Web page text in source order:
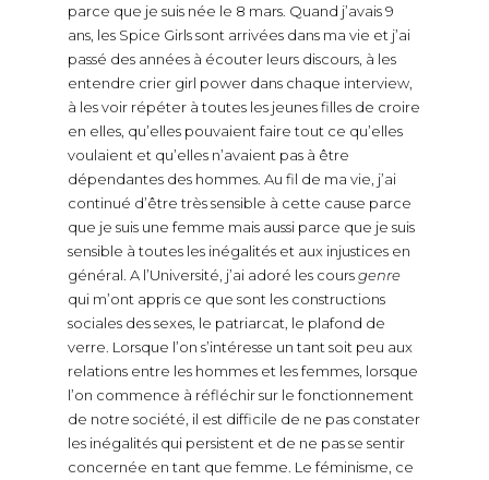
parce que je suis née le 8 mars. Quand j’avais 9
ans, les Spice Girls sont arrivées dans ma vie et j’ai
passé des années à écouter leurs discours, à les
entendre crier girl power dans chaque interview,
à les voir répéter à toutes les jeunes filles de croire
en elles, qu’elles pouvaient faire tout ce qu’elles
voulaient et qu’elles n’avaient pas à être
dépendantes des hommes. Au fil de ma vie, j’ai
continué d’être très sensible à cette cause parce
que je suis une femme mais aussi parce que je suis
sensible à toutes les inégalités et aux injustices en
général. A l’Université, j’ai adoré les coursgenre
qui m’ont appris ce que sont les constructions
sociales des sexes, le patriarcat, le plafond de
verre. Lorsque l’on s’intéresse un tant soit peu aux
relations entre les hommes et les femmes, lorsque
l’on commence à réfléchir sur le fonctionnement
de notre société, il est difficile de ne pas constater
les inégalités qui persistent et de ne pas se sentir
concernée en tant que femme. Le féminisme, ce